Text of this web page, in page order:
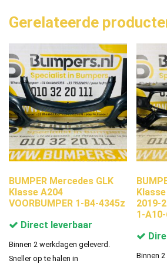
Gerelateerde
BUMPER Mercedes GLK
Klasse A204
VOORBUMPER 1-B4-4345z
Direct leverbaar
Binnen 2 werkdagen geleverd.
Sneller op te halen in
2019-
1-
Binnen